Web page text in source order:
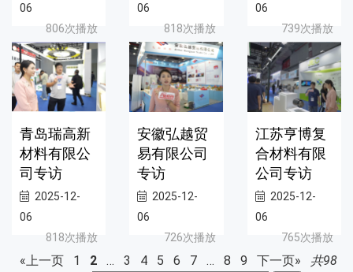
06
806次播放
06
818次播放
06
739次播放
青岛瑞高新
材料有限公
司专访
2025-12-
06
818次播放
安徽弘越贸
易有限公司
专访
2025-12-
06
726次播放
江苏亨博复
合材料有限
公司专访
2025-12-
06
765次播放
«上一页 1 2 … 3 4 5 6 7 … 8 9 下一页»
共98